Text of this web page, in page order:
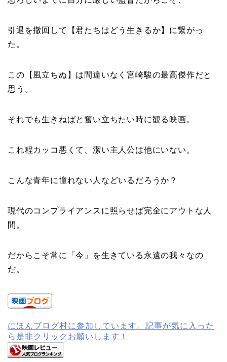
引退を撤回して【君たちはどう生きるか】に繋がっ
た。
この【風立ちぬ】は間違いなく宮崎駿の最高傑作だと
思う。
それでも生きねばと奮い立ちたい時に観る映画。
これ程カッコ悪くて、潔い主人公は他にいない。
こんな青年に憧れない人などいるだろうか？
現代のコンプライアンスに照らせば完全にアウトな人
間。
だからこそ常に「今」を生きている永遠の我々なの
だ。
にほんブログ村に参加しています。記事が気に入った
ら是非クリックお願いします！